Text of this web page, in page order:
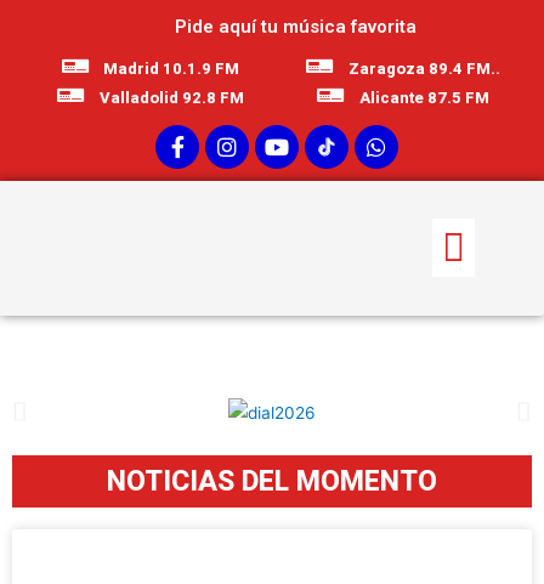
Pide aquí tu música favorita
Madrid 10.1.9 FM
Valladolid 92.8 FM
Zaragoza 89.4 FM..
Alicante 87.5 FM
NOTICIAS DEL MOMENTO